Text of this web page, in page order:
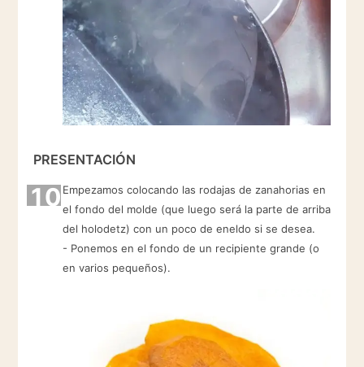
PRESENTACIÓN
10 Empezamos colocando las rodajas de zanahorias en
el fondo del molde (que luego será la parte de arriba
del holodetz) con un poco de eneldo si se desea.
- Ponemos en el fondo de un recipiente grande (o
en varios pequeños).